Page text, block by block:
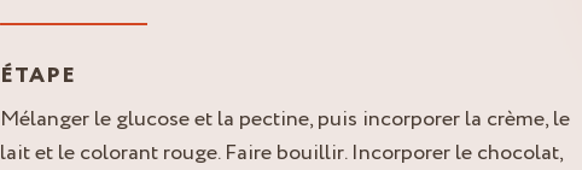
ÉTAPE
Mélanger le glucose et la pectine, puis incorporer la crème, le
lait et le colorant rouge. Faire bouillir. Incorporer le chocolat,